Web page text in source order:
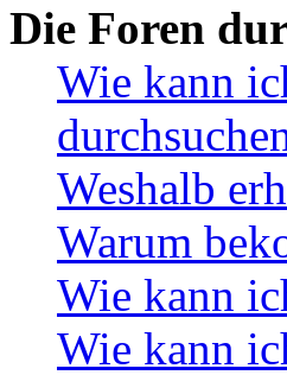
Die Foren
Wie kann
Weshalb
Warum
Wie kann
Wie kann